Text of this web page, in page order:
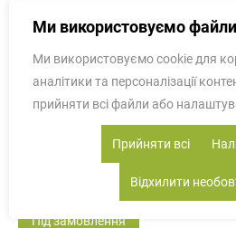
В 80 Ск ДСП (720)
2600
Під замовлення
Ми використовуємо
Ми використовуємо cookie для
аналітики та персоналізації
прийняти всі файли або
Прийняти всі
Відхилити